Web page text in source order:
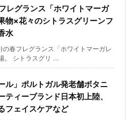
レグランス「ホワイトマーガ
物×花々のシトラスグリーンフ
水
の春フレグランス「ホワイトマーガレ
。 シトラスグリ ...
ル」ポルトガル発老舗ボタニ
ティーブランド日本初上陸、
フェイスケアなど